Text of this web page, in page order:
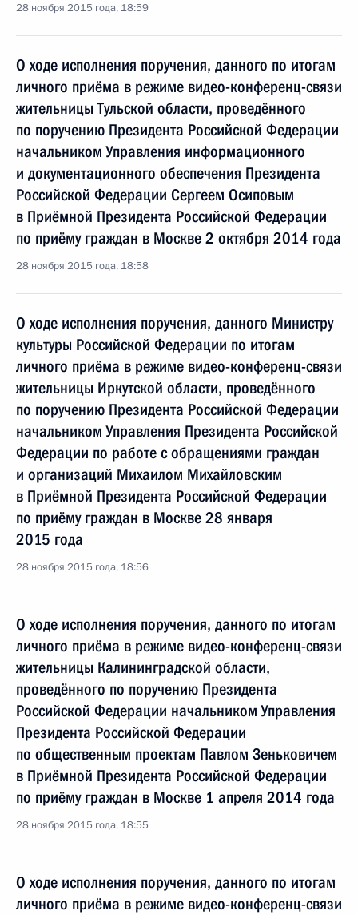
28 ноября 2015 года, 18:59
О ходе исполнения поручения, данного по итогам
личного приёма в режиме видео-конференц-связи
жительницы Тульской области, проведённого
по поручению Президента Российской Федерации
начальником Управления информационного
и документационного обеспечения Президента
Российской Федерации Сергеем Осиповым
в Приёмной Президента Российской Федерации
по приёму граждан в Москве 2 октября 2014 года
28 ноября 2015 года, 18:58
О ходе исполнения поручения, данного Министру
культуры Российской Федерации по итогам
личного приёма в режиме видео-конференц-связи
жительницы Иркутской области, проведённого
по поручению Президента Российской Федерации
начальником Управления Президента Российской
Федерации по работе с обращениями граждан
и организаций Михаилом Михайловским
в Приёмной Президента Российской Федерации
по приёму граждан в Москве 28 января
2015 года
28 ноября 2015 года, 18:56
О ходе исполнения поручения, данного по итогам
личного приёма в режиме видео-конференц-связи
жительницы Калининградской области,
проведённого по поручению Президента
Российской Федерации начальником Управления
Президента Российской Федерации
по общественным проектам Павлом Зеньковичем
в Приёмной Президента Российской Федерации
по приёму граждан в Москве 1 апреля 2014 года
28 ноября 2015 года, 18:55
О ходе исполнения поручения, данного по итогам
личного приёма в режиме видео-конференц-связи